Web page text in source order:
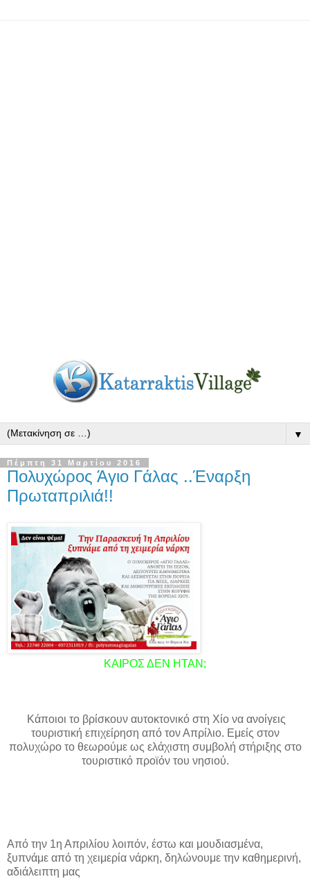
▼
Πέμπτη 31 Μαρτίου 2016
Πολυχώρος Άγιο Γάλας ..Έναρξη
Πρωταπριλιά!!
ΚΑΙΡΟΣ ΔΕΝ ΗΤΑΝ;
Κάποιοι το βρίσκουν αυτοκτονικό στη Χίο να ανοίγεις
τουριστική επιχείρηση από τον Απρίλιο. Εμείς στον
πολυχώρο το θεωρούμε ως ελάχιστη συμβολή στήριξης στο
τουριστικό προϊόν του νησιού.
Από την 1η Απριλίου λοιπόν, έστω και μουδιασμένα,
ξυπνάμε από τη χειμερία νάρκη, δηλώνουμε την καθημερινή,
αδιάλειπτη μας